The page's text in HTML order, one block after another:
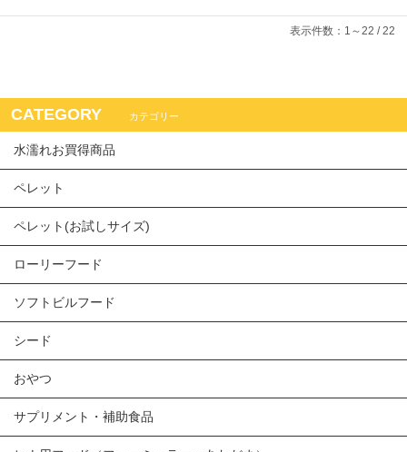
表示件数：1～22 / 22
CATEGORY カテゴリー
水濡れお買得商品
ペレット
ペレット(お試しサイズ)
ローリーフード
ソフトビルフード
シード
おやつ
サプリメント・補助食品